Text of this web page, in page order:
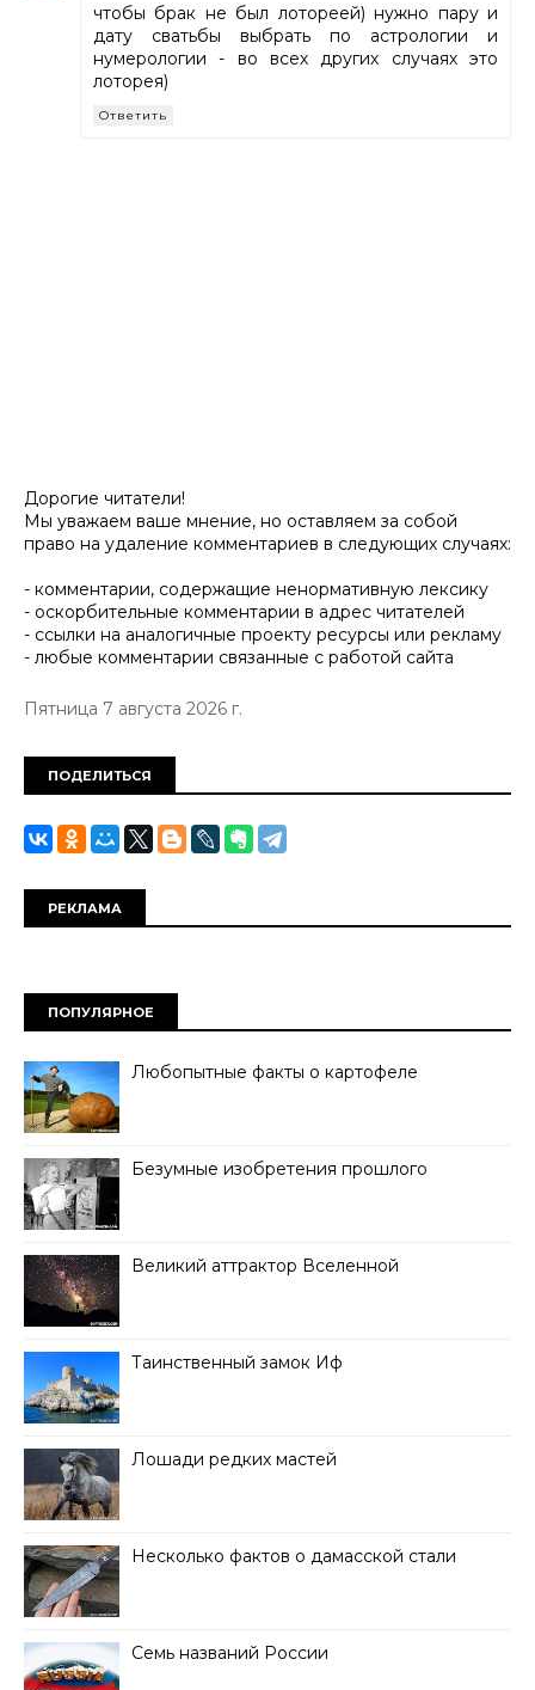
чтобы брак не был лотореей) нужно пару и
дату сватьбы выбрать по астрологии и
нумерологии - во всех других случаях это
лоторея)
Ответить
Дорогие читатели!
Мы уважаем ваше мнение, но оставляем за собой
право на удаление комментариев в следующих случаях:
- комментарии, содержащие ненормативную лексику
- оскорбительные комментарии в адрес читателей
- ссылки на аналогичные проекту ресурсы или рекламу
- любые комментарии связанные с работой сайта
Пятница 7 августа 2026 г.
ПОДЕЛИТЬСЯ
РЕКЛАМА
ПОПУЛЯРНОЕ
Любопытные факты о картофеле
Безумные изобретения прошлого
Великий аттрактор Вселенной
Таинственный замок Иф
Лошади редких мастей
Несколько фактов о дамасской стали
Семь названий России